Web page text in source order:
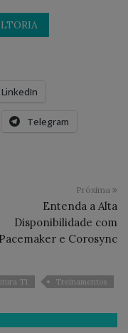
LinkedIn
Telegram
Próxima
Entenda a Alta
Disponibilidade com
Pacemaker e Corosync
TI Treinamentos